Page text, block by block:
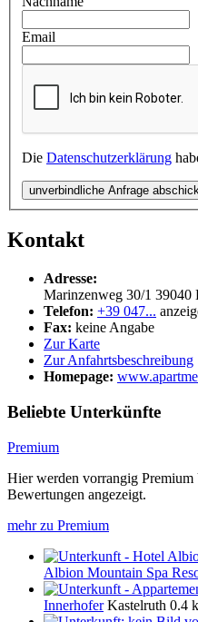
Email
Die Datenschutzerklärung
unverbindliche Anfrage
Kontakt
Adresse:
Marinzenweg 30/1 39040
Telefon: +39 047...
Fax: keine Angabe
Zur Karte
Zur Anfahrtsbeschreibung
Homepage:
Beliebte Unterkünfte
Premium
Hier werden vorrangig Premium
Bewertungen angezeigt.
mehr zu Premium
Albion Mountain Spa
Innerhofer Kastelruth 0.4